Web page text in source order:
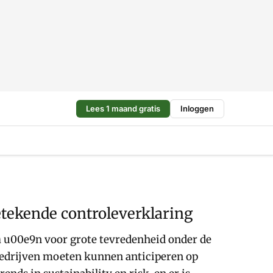
Lees 1 maand gratis Inloggen
controleverklaring
voor grote tevredenheid onder de
moeten kunnen anticiperen op